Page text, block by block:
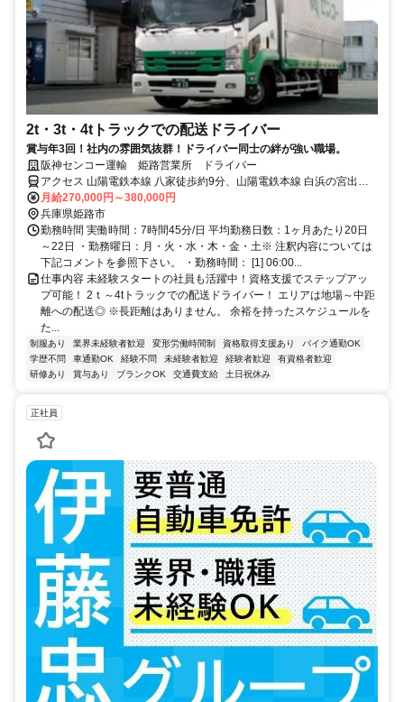
2t・3t・4tトラックでの配送ドライバー
賞与年3回！社内の雰囲気抜群！ドライバー同士の絆が強い職場。
阪神センコー運輸 姫路営業所 ドライバー
アクセス 山陽電鉄本線 八家徒歩約9分、山陽電鉄本線 白浜の宮出入
口2徒歩約17分、山陽電鉄本線 的形徒歩約35分 八家駅から徒歩9分
月給270,000円～380,000円
兵庫県姫路市
勤務時間 実働時間：7時間45分/日 平均勤務日数：1ヶ月あたり20日
～22日 ・勤務曜日：月・火・水・木・金・土※ 注釈内容については
下記コメントを参照下さい。 ・勤務時間： [1] 06:00...
仕事内容 未経験スタートの社員も活躍中！資格支援でステップアッ
プ可能！ 2ｔ～4tトラックでの配送ドライバー！ エリアは地場～中距
離への配送◎ ※長距離はありません。 余裕を持ったスケジュールを
た...
制服あり 業界未経験者歓迎 変形労働時間制 資格取得支援あり
バイク通勤OK
学歴不問
車通勤OK 経験不問 未経験者歓迎 経験者歓迎
有資格者歓迎
研修あり
賞与あり ブランクOK 交通費支給 土日祝休み
正社員